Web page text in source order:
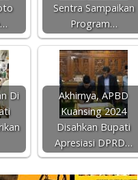
Sentra Sampaikan
Program…
Di
Akhirnya, APBD
Kuansing 2024
Disahkan Bupati
Apresiasi DPRD…